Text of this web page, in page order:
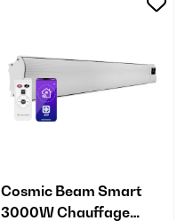
Cosmic Beam Smart
3000W Chauffage